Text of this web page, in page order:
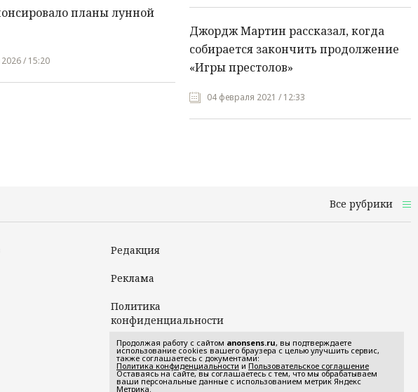
планы лунной
/ 15:20
Джордж Мартин рассказал, когда
собирается закончить продолжение
«Игры престолов»
04 февраля 2021 / 12:33
Все рубрики
Редакция
Реклама
Политика
конфиденциальности
Пользовательское
соглашение
Продолжая работу с сайтом anonsens.ru, вы подтверждаете
использование cookies вашего браузера с целью улучшить сервис,
также соглашаетесь с документами:
Политика конфиденциальности и Пользовательское соглашение
Оставаясь на сайте, вы соглашаетесь с тем, что мы обрабатываем
ваши персональные данные с использованием метрик Яндекс
Метрика.